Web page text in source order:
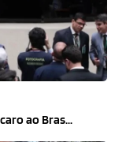
ao Bras...